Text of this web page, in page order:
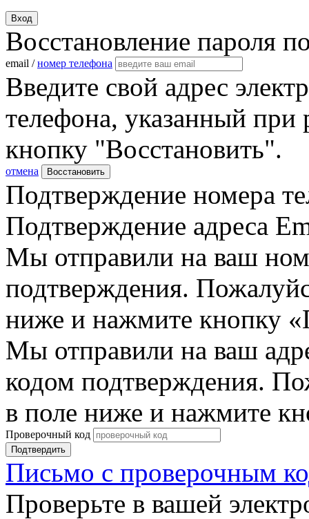
Вход
Восстановление пароля
email /номер телефона
Введите свой адрес
телефона, указанный при
кнопку "Восстановить".
отмена Восстановить
Подтверждение номера
Подтверждение адреса
Мы отправили на ваш
подтверждения.
ниже и нажмите кнопку
Мы отправили на ваш
кодом подтверждения.
в поле ниже и нажмите
Проверочный код
Подтвердить
Письмо с проверочным
Проверьте в вашей